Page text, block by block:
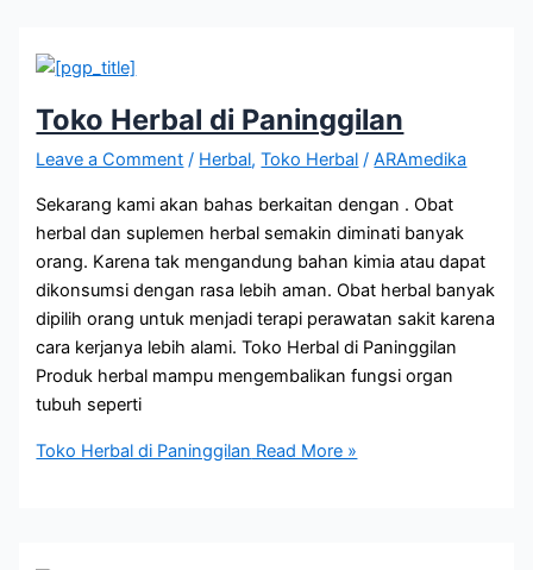
Toko Herbal di Paninggilan
Leave a Comment / Herbal,Toko Herbal /ARAmedika
Sekarang kami akan bahas berkaitan dengan . Obat
herbal dan suplemen herbal semakin diminati banyak
orang. Karena tak mengandung bahan kimia atau dapat
dikonsumsi dengan rasa lebih aman. Obat herbal banyak
dipilih orang untuk menjadi terapi perawatan sakit karena
cara kerjanya lebih alami. Toko Herbal di Paninggilan
Produk herbal mampu mengembalikan fungsi organ
tubuh seperti
Toko Herbal di Paninggilan Read More »